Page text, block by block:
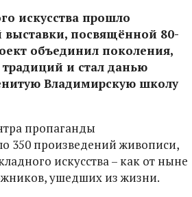
искусства прошло
посвящённой 80-
объединил поколения,
и стал данью
Владимирскую школу
пропаганды
350 произведений живописи,
искусства – как от ныне
ушедших из жизни.